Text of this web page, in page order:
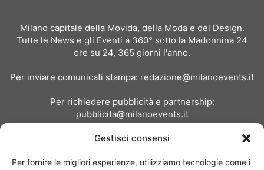
Gestisci consensi
Per fornire le migliori esperienze, utilizziamo tecnologie come i
Milano capitale della Movida, della Moda e del Design.
Tutte le News e gli Eventi a 360° sotto la Madonnina 24
ore su 24, 365 giorni l'anno.
Per inviare comunicati stampa: redazione@milanoevents.it
Per richiedere pubblicità e partnership:
pubblicita@milanoevents.it